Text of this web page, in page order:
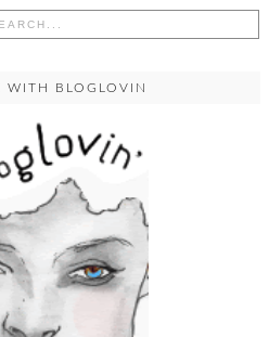
WITH BLOGLOVIN